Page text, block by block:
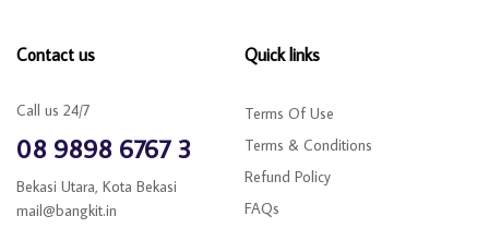
Contact us
Call us 24/7
08 9898 6767 3
Bekasi Utara, Kota Bekasi
mail@bangkit.in
Quick links
Terms Of Use
Terms & Conditions
Refund Policy
FAQs